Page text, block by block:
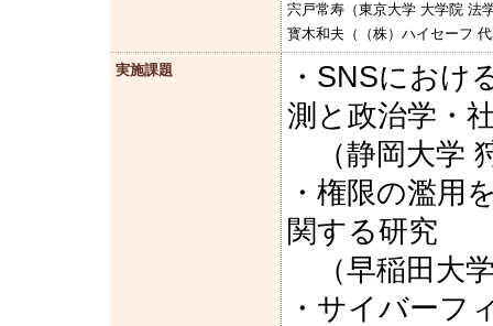
宍戸常寿（東京大学 大学院 法
寳木和夫（（株）ハイセーフ
実施課題
・SNSにおけ
測と政治学・
（静岡大学
・権限の濫用
関する研究
（早稲田大
・サイバーフ